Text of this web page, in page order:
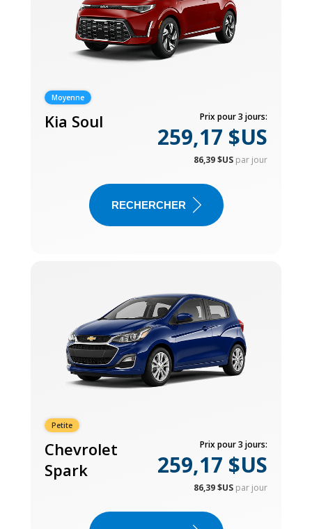
Moyenne
Kia Soul Prix pour 3 jours:
259,17 $US
86,39 $US par jour
RECHERCHER
Petite
Chevrolet
Spark
Prix pour 3 jours:
259,17 $US
86,39 $US par jour